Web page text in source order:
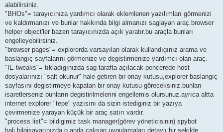
alabilirsiniz.
"BHOs"= tarayıcınıza yardımcı olarak eklemlenen yazılımları görmenizi
ve kaldırmanızı ve bunlar hakkında bilgi almanızı saglayan araç.browser
helper object'ler bazen tarayıcınızda açık yaratır.bu araçla bunları
engelleyebilirsiniz.
"browser pages"= explorerda varsayılan olarak kullandıgınız arama ve
baslangıç sayfalarını görmenize ve degistirmenize yardımcı olan araç.
"IE tweaks"= tıkladıgınızda sag tarafta açılacak pencerede host
dosyalarınızı "salt okunur" hale getiren bir onay kutusu,explorer baslangıç
sayfasını degistirmeye kapatan bir onay kutusu göreceksiniz.bunları
isaretlerseniz bunların degistirilmelerini engellemis olursunuz.ayrıca altta
internet explorer "tepe" yazısını da sizin istediginiz bir yazıya
çevirmenize yarayan küçük bir araç satırı vardır.
"process list"= bildigimiz task manager(görev yöneticisinin) spybot
hali.bilgisayarınızda o anda çalısan uygulamaları detaylı bir sekilde